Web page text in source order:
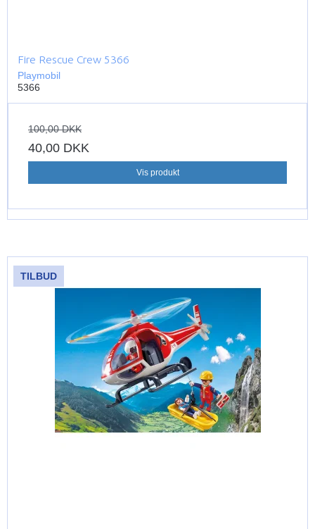
Fire Rescue Crew 5366
Playmobil
5366
100,00 DKK
40,00 DKK
Vis produkt
TILBUD